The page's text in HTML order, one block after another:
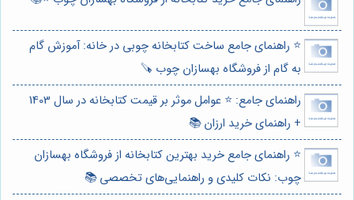
⭐️ راهنمای جامع ساخت کتابخانه چوبی در خانه: آموزش گام
به گام از فروشگاه بهسازان چوب 🪚
راهنمای جامع: ⭐️ عوامل موثر بر قیمت کتابخانه در سال 1403
+ راهنمای خرید ارزان 📚
⭐️ راهنمای جامع خرید بهترین کتابخانه از فروشگاه بهسازان
چوب: نکات کلیدی و راهنمایی‌های تخصصی 📚